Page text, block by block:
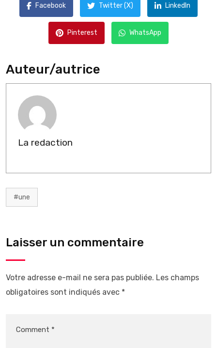
Facebook Twitter (X) LinkedIn
Pinterest WhatsApp
Auteur/autrice
La redaction
#une
Laisser un commentaire
Votre adresse e-mail ne sera pas publiée. Les champs
obligatoires sont indiqués avec *